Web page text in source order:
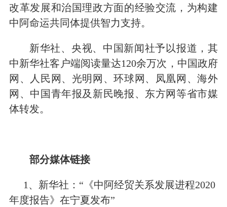
改革发展和治国理政方面的经验交流，为构建
中阿命运共同体提供智力支持。
新华社、央视、中国新闻社予以报道，其
中新华社客户端阅读量达120余万次，中国政府
网、人民网、光明网、环球网、凤凰网、海外
网、中国青年报及新民晚报、东方网等省市媒
体转发。
部分媒体链接
1、新华社：“ 《中阿经贸关系发展进程2020
年度报告》在宁夏发布”